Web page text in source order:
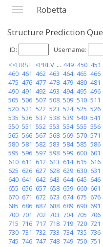
Robetta
Structure Prediction
ID: Username:
<<FIRST <PREV ... 449 450 451
460 461 462 463 464 465 466
475 476 477 478 479 480 481
490 491 492 493 494 495 496
505 506 507 508 509 510 511
520 521 522 523 524 525 526
535 536 537 538 539 540 541
550 551 552 553 554 555 556
565 566 567 568 569 570 571
580 581 582 583 584 585 586
595 596 597 598 599 600 601
610 611 612 613 614 615 616
625 626 627 628 629 630 631
640 641 642 643 644 645 646
655 656 657 658 659 660 661
670 671 672 673 674 675 676
685 686 687 688 689 690 691
700 701 702 703 704 705 706
715 716 717 718 719 720 721
730 731 732 733 734 735 736
745 746 747 748 749 750 751